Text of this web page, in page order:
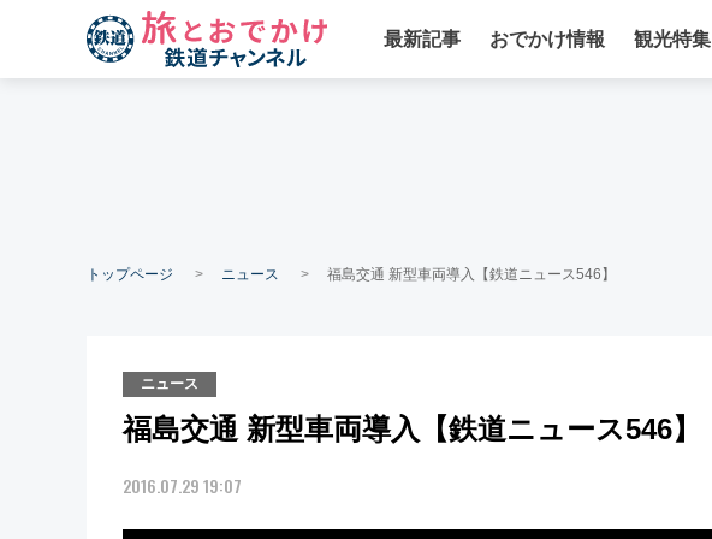
最新記事 おでかけ情報 観光特集
トップページ ニュース 福島交通 新型車両導入【鉄道ニュース546】
ニュース
福島交通 新型車両導入【鉄道ニュース546】
2016.07.29 19:07